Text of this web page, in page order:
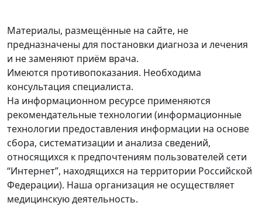
Материалы, размещённые на сайте, не
предназначены для постановки диагноза и лечения
и не заменяют приём врача.
Имеются противопоказания. Необходима
консультация специалиста.
На информационном ресурсе применяются
рекомендательные технологии (информационные
технологии предоставления информации на основе
сбора, систематизации и анализа сведений,
относящихся к предпочтениям пользователей сети
“Интернет”, находящихся на территории Российской
Федерации). Наша организация не осуществляет
медицинскую деятельность.